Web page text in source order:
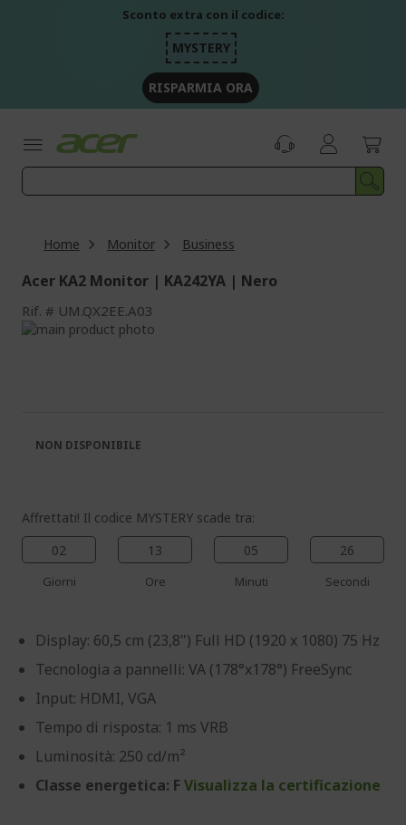
Sconto extra con il codice:
MYSTERY
RISPARMIA ORA
Home Monitor Business
Acer KA2 Monitor | KA242YA | Nero
Rif. UM.QX2EE.A03
Vai
immagini
immagini
Affrettati! Il codice MYSTERY scade tra:
02
Giorni
13
Ore
05
Minuti
26
Secondi
Display: 60,5 cm (23,8") Full HD (1920 x 1080) 75 Hz
Tecnologia a pannelli: VA (178°x178°) FreeSync
Input: HDMI, VGA
Tempo di risposta: 1 ms VRB
Luminosità: 250 cd/m²
Classe energetica: F Visualizza la certificazione
NON DISPONIBILE